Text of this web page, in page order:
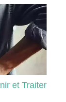
et Traiter